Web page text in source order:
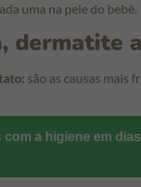
uma na pele do bebê.
dermatite
são as causas mais
com a higiene em